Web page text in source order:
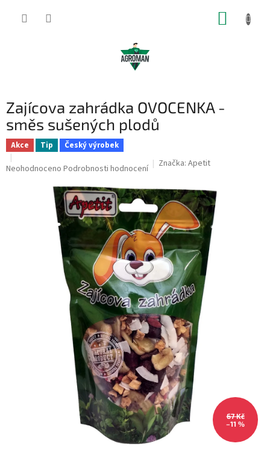
Zajícova zahrádka OVOCENKA -
směs sušených plodů
Akce Tip Český výrobek
Průměrné
Neohodnoceno Podrobnosti hodnocení Značka: Apetit
67 Kč
–11 %